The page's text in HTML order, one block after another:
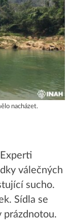
nacházet.
válečných
sucho.
Sídla se
prázdnotou.